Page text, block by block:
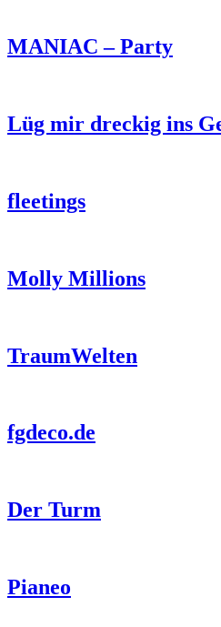
MANIAC – Party
Lüg mir dreckig ins
fleetings
Molly Millions
TraumWelten
fgdeco.de
Der Turm
Pianeo